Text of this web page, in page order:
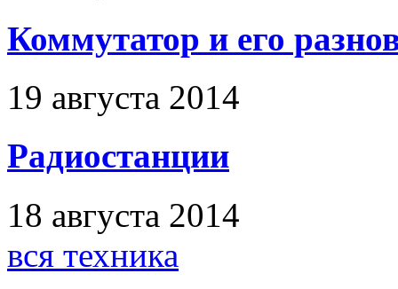
Коммутатор и его
19 августа 2014
Радиостанции
18 августа 2014
вся техника